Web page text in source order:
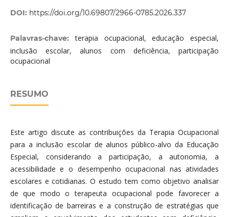
DOI: https://doi.org/10.69807/2966-0785.2026.337
Palavras-chave:terapia ocupacional, educação especial,
inclusão escolar, alunos com deficiência, participação
ocupacional
RESUMO
Este artigo discute as contribuições da Terapia Ocupacional
para a inclusão escolar de alunos público-alvo da Educação
Especial, considerando a participação, a autonomia, a
acessibilidade e o desempenho ocupacional nas atividades
escolares e cotidianas. O estudo tem como objetivo analisar
de que modo o terapeuta ocupacional pode favorecer a
identificação de barreiras e a construção de estratégias que